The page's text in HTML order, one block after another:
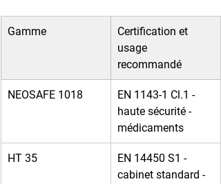
Gamme
Certification et
usage
recommandé
NEOSAFE 1018
EN 1143-1 Cl.1 -
haute sécurité -
médicaments
HT 35
EN 14450 S1 -
cabinet standard -